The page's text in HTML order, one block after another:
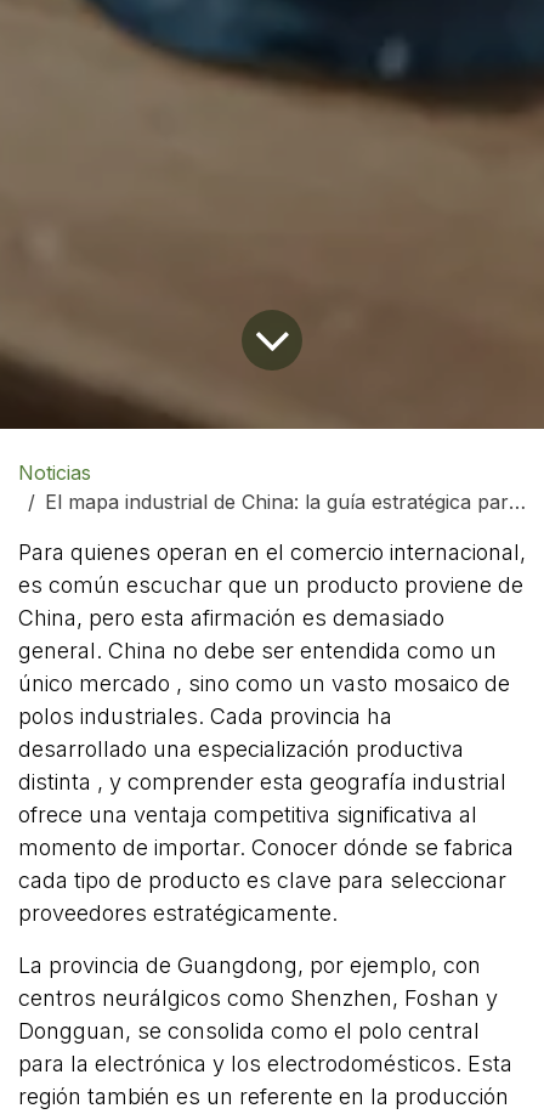
Noticias
El mapa industrial de China: la guía estratégica para importadores
Para quienes operan en el comercio internacional,
es común escuchar que un producto proviene de
China, pero esta afirmación es demasiado
general. China no debe ser entendida como un
único mercado , sino como un vasto mosaico de
polos industriales. Cada provincia ha
desarrollado una especialización productiva
distinta , y comprender esta geografía industrial
ofrece una ventaja competitiva significativa al
momento de importar. Conocer dónde se fabrica
cada tipo de producto es clave para seleccionar
proveedores estratégicamente.
La provincia de Guangdong, por ejemplo, con
centros neurálgicos como Shenzhen, Foshan y
Dongguan, se consolida como el polo central
para la electrónica y los electrodomésticos. Esta
región también es un referente en la producción